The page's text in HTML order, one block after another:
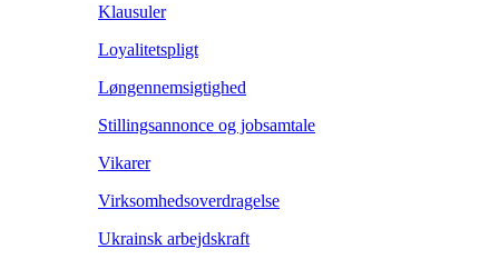
Klausuler
Loyalitetspligt
Løngennemsigtighed
Stillingsannonce og jobsamtale
Vikarer
Virksomhedsoverdragelse
Ukrainsk arbejdskraft